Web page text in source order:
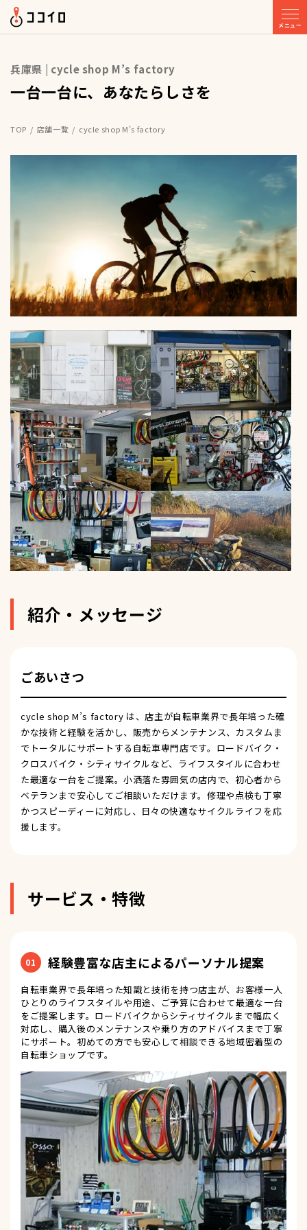
メニュー
兵庫県 | cycle shop M’s factory
一台一台に、あなたらしさを
TOP 店舗一覧 cycle shop M’s factory
紹介・メッセージ
ごあいさつ
cycle shop M’s factory は、店主が自転車業界で長年培った確
かな技術と経験を活かし、販売からメンテナンス、カスタムま
でトータルにサポートする自転車専門店です。ロードバイク・
クロスバイク・シティサイクルなど、ライフスタイルに合わせ
た最適な一台をご提案。小洒落た雰囲気の店内で、初心者から
ベテランまで安心してご相談いただけます。修理や点検も丁寧
かつスピーディーに対応し、日々の快適なサイクルライフを応
援します。
サービス・特徴
01 経験豊富な店主によるパーソナル提案
自転車業界で長年培った知識と技術を持つ店主が、お客様一人
ひとりのライフスタイルや用途、ご予算に合わせて最適な一台
をご提案します。ロードバイクからシティサイクルまで幅広く
対応し、購入後のメンテナンスや乗り方のアドバイスまで丁寧
にサポート。初めての方でも安心して相談できる地域密着型の
自転車ショップです。